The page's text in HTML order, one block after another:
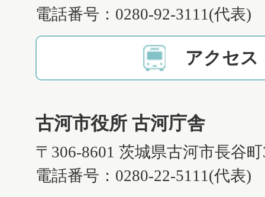
電話番号：0280-92-3111(代表)
アクセス
古河市役所 古河庁舎
〒306-8601 茨城県古河市長谷
電話番号：0280-22-5111(代表)